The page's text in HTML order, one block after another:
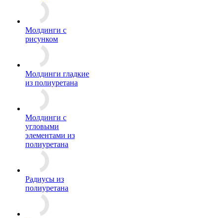
Молдинги c
рисунком
Молдинги гладкие
из полиуретана
Молдинги с
угловыми
элементами из
полиуретана
Радиусы из
полиуретана